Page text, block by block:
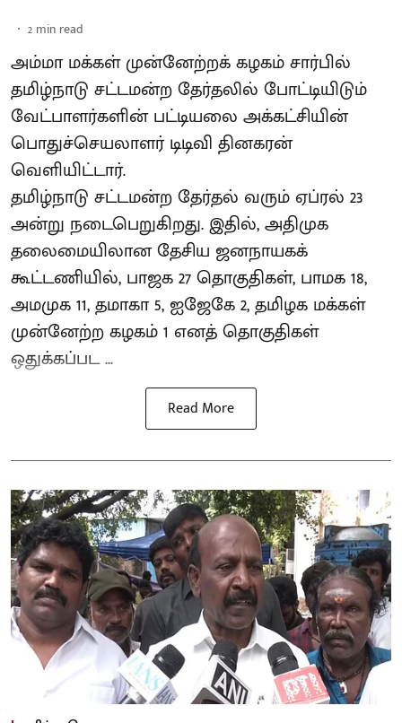
2 min read
அம்மா மக்கள் முன்னேற்றக் கழகம் சார்பில்
தமிழ்நாடு சட்டமன்ற தேர்தலில் போட்டியிடும்
வேட்பாளர்களின் பட்டியலை அக்கட்சியின்
பொதுச்செயலாளர் டிடிவி தினகரன்
வெளியிட்டார்.
தமிழ்நாடு சட்டமன்ற தேர்தல் வரும் ஏப்ரல் 23
அன்று நடைபெறுகிறது. இதில், அதிமுக
தலைமையிலான தேசிய ஜனநாயகக்
கூட்டணியில், பாஜக 27 தொகுதிகள், பாமக 18,
அமமுக 11, தமாகா 5, ஐஜேகே 2, தமிழக மக்கள்
முன்னேற்ற கழகம் 1 எனத் தொகுதிகள்
ஒதுக்கப்பட ...
Read More